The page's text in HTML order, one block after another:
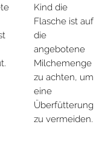
Kind die
Flasche ist auf
die
angebotene
Milchemenge
zu achten, um
eine
Überfütterung
zu vermeiden.